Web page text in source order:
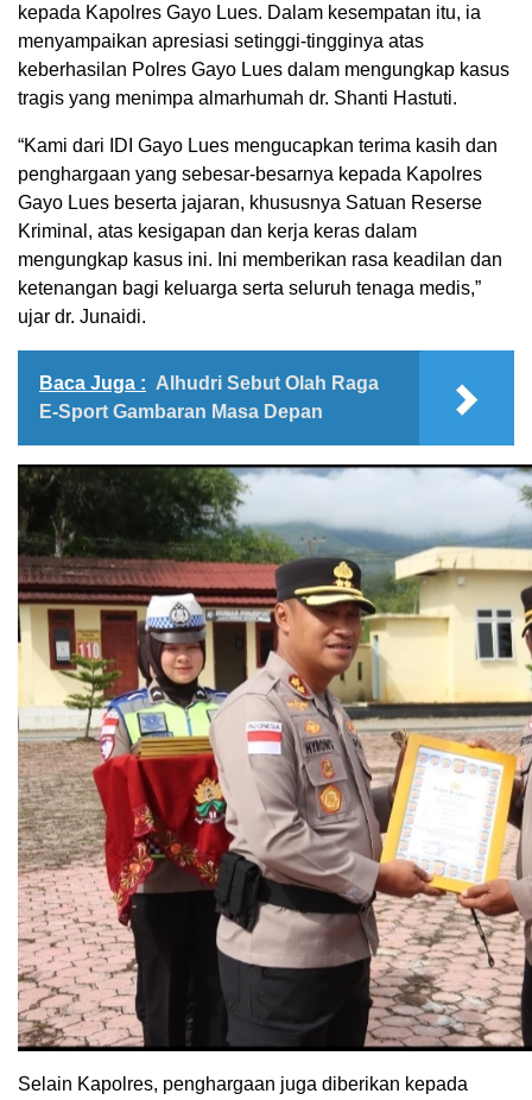
kepada Kapolres Gayo Lues. Dalam kesempatan itu, ia
menyampaikan apresiasi setinggi-tingginya atas
keberhasilan Polres Gayo Lues dalam mengungkap kasus
tragis yang menimpa almarhumah dr. Shanti Hastuti.
“Kami dari IDI Gayo Lues mengucapkan terima kasih dan
penghargaan yang sebesar-besarnya kepada Kapolres
Gayo Lues beserta jajaran, khususnya Satuan Reserse
Kriminal, atas kesigapan dan kerja keras dalam
mengungkap kasus ini. Ini memberikan rasa keadilan dan
ketenangan bagi keluarga serta seluruh tenaga medis,”
ujar dr. Junaidi.
Baca Juga : Alhudri Sebut Olah Raga
E-Sport Gambaran Masa Depan
Selain Kapolres, penghargaan juga diberikan kepada